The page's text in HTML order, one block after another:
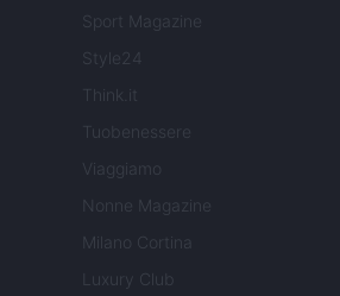
Sport Magazine
Style24
Think.it
Tuobenessere
Viaggiamo
Nonne Magazine
Milano Cortina
Luxury Club